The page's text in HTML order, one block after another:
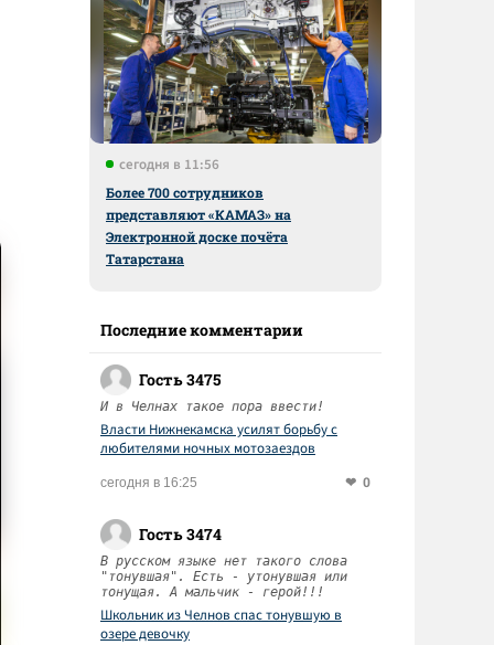
сегодня в 11:56
Более 700 сотрудников
представляют «КАМАЗ» на
Электронной доске почёта
Татарстана
Последние комментарии
Гость 3475
И в Челнах такое пора ввести!
Власти Нижнекамска усилят борьбу с
любителями ночных мотозаездов
сегодня в 16:25 0
Гость 3474
В русском языке нет такого слова
"тонувшая". Есть - утонувшая или
тонущая. А мальчик - герой!!!
Школьник из Челнов спас тонувшую в
озере девочку